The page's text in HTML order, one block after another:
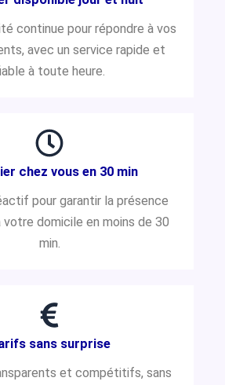
continue pour répondre à vos
avec un service rapide et
à toute heure.
chez vous en 30 min
pour garantir la présence
votre domicile en moins de 30
min.
sans surprise
et compétitifs, sans